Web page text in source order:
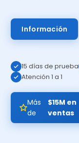
Información
15 días de prueba
Atención 1 a 1
Más
de
$15M en
ventas